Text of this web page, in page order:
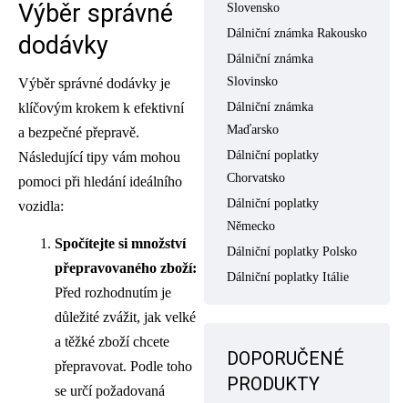
Výběr správné
dodávky
Výběr správné dodávky je
klíčovým krokem k efektivní
a bezpečné přepravě.
Následující tipy vám mohou
pomoci při hledání ideálního
vozidla:
Spočítejte si množství
přepravovaného zboží:
Před rozhodnutím je
důležité zvážit, jak velké
a těžké zboží chcete
přepravovat. Podle toho
se určí požadovaná
Slovensko
Dálniční známka Rakousko
Dálniční známka
Slovinsko
Dálniční známka
Maďarsko
Dálniční poplatky
Chorvatsko
Dálniční poplatky
Německo
Dálniční poplatky Polsko
Dálniční poplatky Itálie
DOPORUČENÉ
PRODUKTY